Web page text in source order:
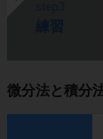
微分法と積分